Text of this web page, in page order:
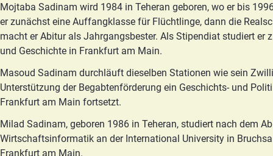
Mojtaba Sadinam wird 1984 in Teheran geboren, wo er bis
er zunächst eine Auffangklasse für Flüchtlinge, dann die
macht er Abitur als Jahrgangsbester. Als Stipendiat studiert er
und Geschichte in Frankfurt am Main.
Masoud Sadinam durchläuft dieselben Stationen wie sein
Unterstützung der Begabtenförderung ein Geschichts- und
Frankfurt am Main fortsetzt.
Milad Sadinam, geboren 1986 in Teheran, studiert nach dem
Wirtschaftsinformatik an der International University in
Frankfurt am Main.